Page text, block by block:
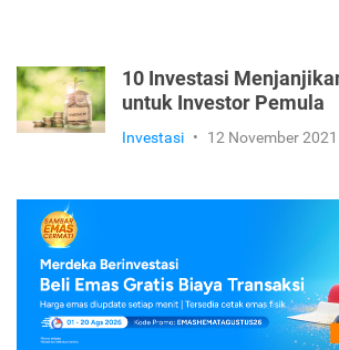
10 Investasi
untuk Investor Pemula
Investasi • 12 November 2021